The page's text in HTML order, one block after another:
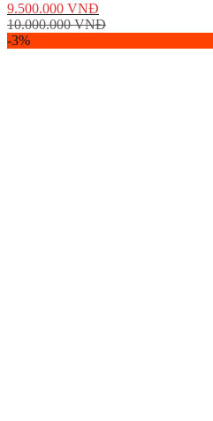
9.500.000 VNĐ
10.000.000VNĐ
-3%